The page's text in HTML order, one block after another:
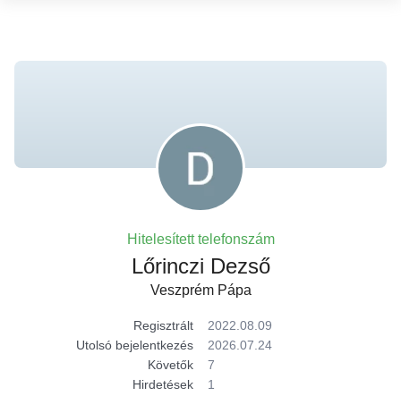
Hitelesített telefonszám
Lőrinczi Dezső
Veszprém Pápa
Regisztrált
2022.08.09
Utolsó bejelentkezés
2026.07.24
Követők
7
Hirdetések
1